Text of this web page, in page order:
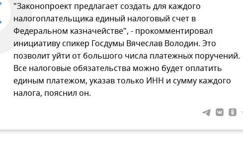
"Законопроект предлагает создать для каждого
налогоплательщика единый налоговый счет в
Федеральном казначействе", - прокомментировал
инициативу спикер Госдумы Вячеслав Володин. Это
позволит уйти от большого числа платежных поручений.
Все налоговые обязательства можно будет оплатить
единым платежом, указав только ИНН и сумму каждого
налога, пояснил он.